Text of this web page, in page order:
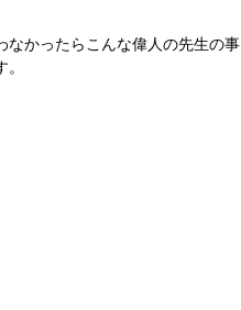
なかったらこんな偉人の先生の事